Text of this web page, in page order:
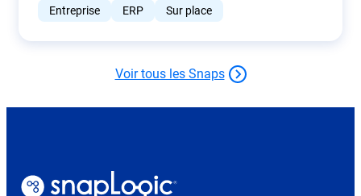
Entreprise ERP Sur place
Voir tous les Snaps